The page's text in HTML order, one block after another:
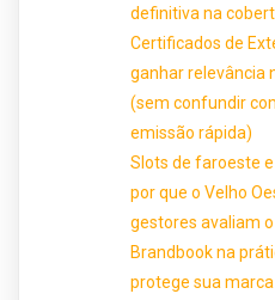
definitiva na
Certificados de
ganhar relevância
(sem confundir
emissão rápida)
Slots de faroeste
por que o Velho
gestores avaliam
Brandbook na
protege sua